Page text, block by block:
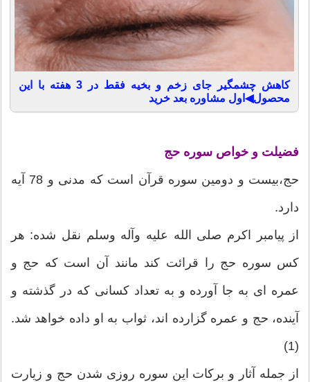
کاهش چشمگیر جای زخم و بخیه فقط در 3 هفته با این
محصول◀اول مشاوره بعد خرید
فضیلت و خواص سوره حج
حج،بیست و دومین سوره قرآن است كه مدنی و 78 آیه
دارد.
از پیامبر اكرم صلی الله علیه وآله وسلم نقل شده: هر
كس سوره حج را قرائت كند مانند آن است كه حج و
عمره ای به جا آورده و به تعداد كسانی كه در گذشته و
آینده، حج و عمره گزارده اند، ثواب به او داده خواهد شد.
(1)
از جمله آثار و بركات این سوره روزی شدن حج و زیارت